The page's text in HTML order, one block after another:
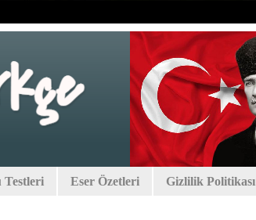
Testleri Eser Özetleri Gizlilik Politikası